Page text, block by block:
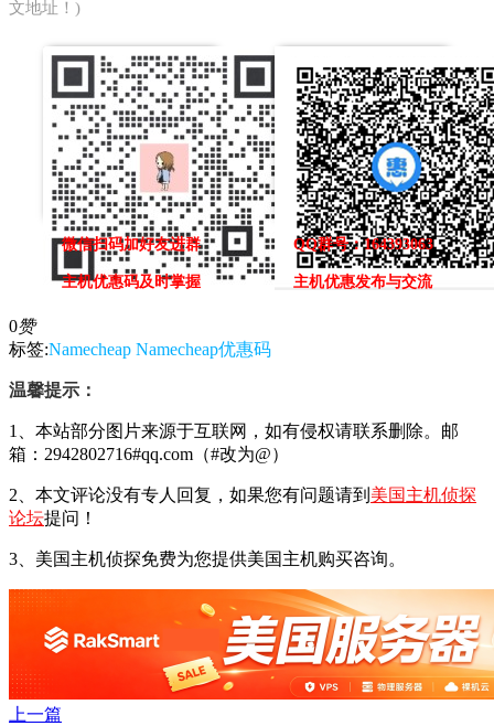
文地址！)
微信扫码加好友进群
主机优惠码及时掌握
QQ群号：164393063
主机优惠发布与交流
0赞
标签:Namecheap Namecheap优惠码
温馨提示：
1、本站部分图片来源于互联网，如有侵权请联系删除。邮
箱：2942802716#qq.com（#改为@）
2、本文评论没有专人回复，如果您有问题请到 美国主机侦探
论坛提问！
3、美国主机侦探免费为您提供美国主机购买咨询。
上一篇